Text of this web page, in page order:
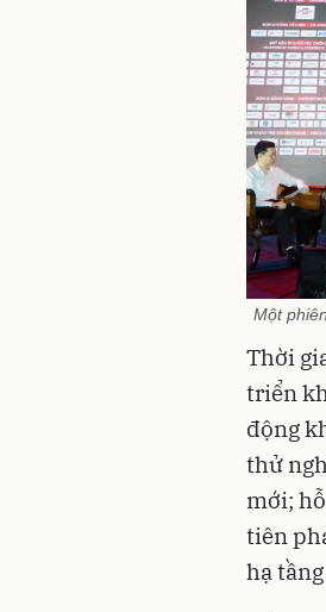
Một
Thời
triển
động
thử
mới;
tiên
hạ tầng